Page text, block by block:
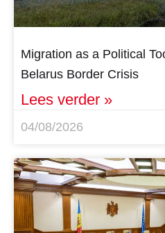
Migration as a Political
Belarus Border Crisis
Lees verder »
04/08/2026